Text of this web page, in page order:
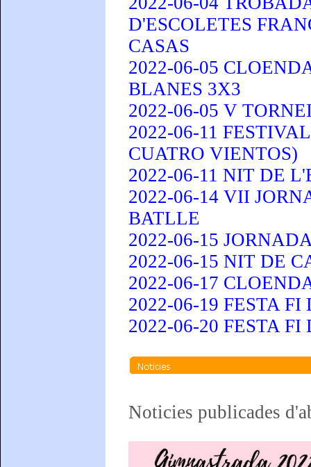
D'ESCOLETES
CASAS
2022-06-05
BLANES 3X3
2022-06-05 V
2022-06-11
CUATRO VIENTOS)
2022-06-11 NIT DE
2022-06-14 VII
BATLLE
2022-06-15
2022-06-15 NIT DE
2022-06-17
2022-06-19 FESTA
2022-06-20 FESTA FI
Noticies publicades